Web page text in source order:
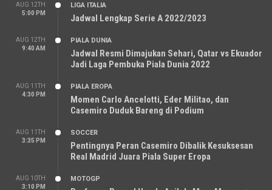
AUG 12TH
5:00 PM
LIGA ITALIA
Jadwal Lengkap Serie A 2022/2023
AUG 12TH
9:40 AM
PIALA DUNIA
Jadwal Resmi Dimajukan Sehari, Qatar vs Ekuador
Jadi Laga Pembuka Piala Dunia 2022
AUG 11TH
4:30 PM
PIALA EROPA
Momen Carlo Ancelotti, Eder Militao, dan
Casemiro Duduk Bareng di Podium
AUG 11TH
3:35 PM
SOCCER
Pentingnya Peran Casemiro Dibalik Kesuksesan
Real Madrid Juara Piala Super Eropa
AUG 10TH
3:10 PM
MOTOGP